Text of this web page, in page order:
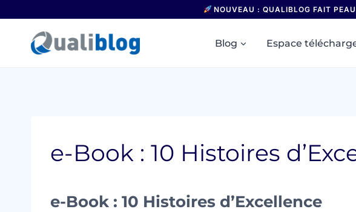
au
contenu
NOUVEAU : QUALIBLOG FAIT
Blog Espace
e-Book : 10 Histoires
e-Book : 10 Histoires d’Excellence